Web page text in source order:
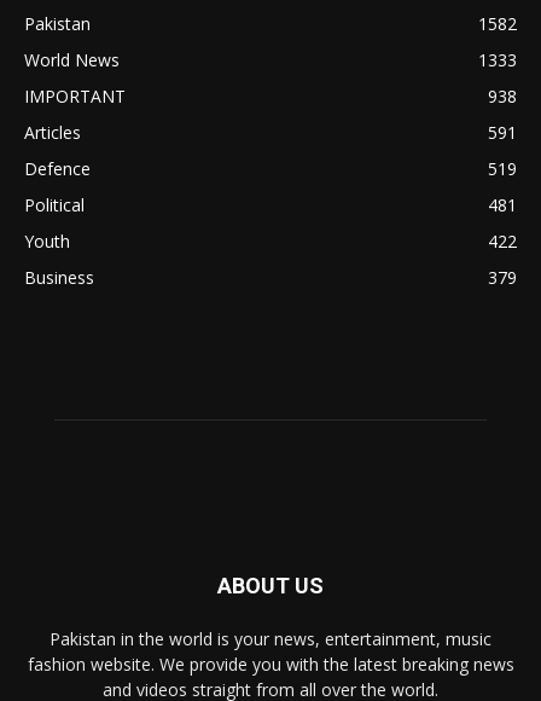
Pakistan
1582
World News
1333
IMPORTANT
938
Articles
591
Defence
519
Political
481
Youth
422
Business
379
ABOUT US
Pakistan in the world is your news, entertainment, music
fashion website. We provide you with the latest breaking news
and videos straight from all over the world.